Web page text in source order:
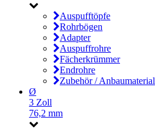
Auspufftöpfe
Rohrbögen
Adapter
Auspuffrohre
Fächerkrümmer
Endrohre
Zubehör / Anbaumaterial
Ø
3 Zoll
76,2 mm